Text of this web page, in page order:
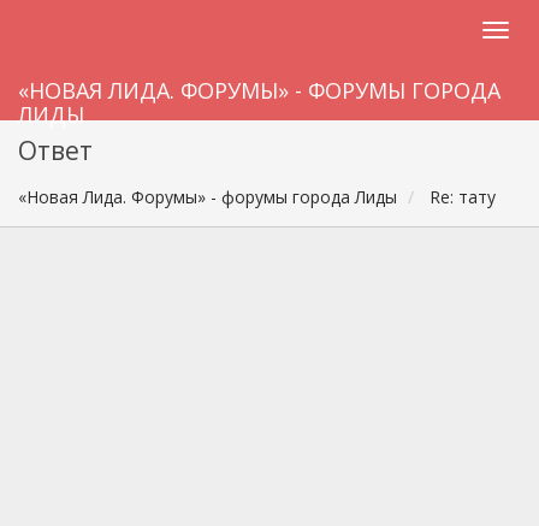
«НОВАЯ ЛИДА. ФОРУМЫ» - ФОРУМЫ ГОРОДА
ЛИДЫ
Ответ
«Новая Лида. Форумы» - форумы города Лиды Re: тату